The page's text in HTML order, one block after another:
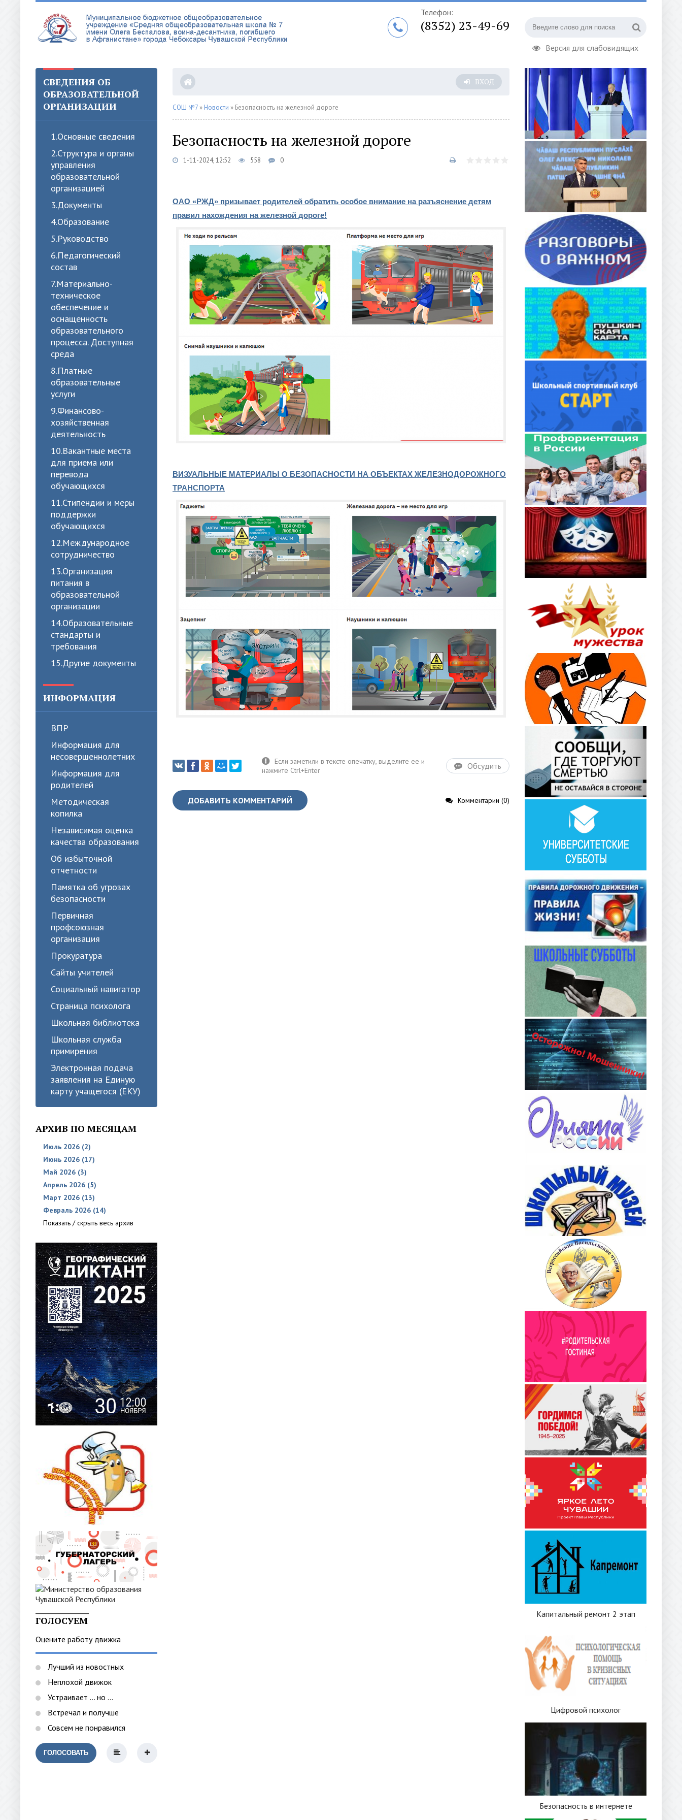
Версия для слабовидящих
Телефон:
(8352) 23-49-69
СВЕДЕНИЯ ОБ
ОБРАЗОВАТЕЛЬНОЙ
ОРГАНИЗАЦИИ
1.Oсновные сведения
2.Структура и органы
управления
образовательной
организацией
3.Документы
4.Образование
5.Руководство
6.Педагогический
состав
7.Материально-
техническое
обеспечение и
оснащенность
образовательного
процесса. Доступная
среда
8.Платные
образовательные
услуги
9.Финансово-
хозяйственная
деятельность
10.Вакантные места
для приема или
перевода
обучающихся
11.Стипендии и меры
поддержки
обучающихся
12.Международное
сотрудничество
13.Организация
питания в
образовательной
организации
14.Образовательные
стандарты и
требования
15.Другие документы
ИНФОРМАЦИЯ
ВПР
Информация для
несовершеннолетних
Информация для
родителей
Методическая
копилка
Независимая оценка
качества образования
Об избыточной
отчетности
Памятка об угрозах
безопасности
Первичная
профсоюзная
организация
Прокуратура
Сайты учителей
Социальный навигатор
Страница психолога
Школьная библиотека
Школьная служба
примирения
Электронная подача
заявления на Единую
карту учащегося (ЕКУ)
АРХИВ ПО МЕСЯЦАМ
Июль 2026 (2)
Июнь 2026 (17)
Май 2026 (3)
Апрель 2026 (5)
Март 2026 (13)
Февраль 2026 (14)
Показать / скрыть весь архив
ГОЛОСУЕМ
Оцените работу движка
Лучший из новостных
Неплохой движок
Устраивает ... но ...
Встречал и получше
Совсем не понравился
ГОЛОСОВАТЬ
ВХОД
СОШ №7 » Новости » Безопасность на железной дороге
Безопасность на железной дороге
1-11-2024, 12:52 558 0
ОАО «РЖД» призывает родителей обратить особое внимание на разъяснение детям
правил нахождения на железной дороге!
ВИЗУАЛЬНЫЕ МАТЕРИАЛЫ О БЕЗОПАСНОСТИ НА ОБЪЕКТАХ ЖЕЛЕЗНОДОРОЖНОГО
ТРАНСПОРТА
Обсудить
ДОБАВИТЬ КОММЕНТАРИЙ Комментарии (0)
Капитальный ремонт 2 этап
Цифровой психолог
Безопасность в интернете